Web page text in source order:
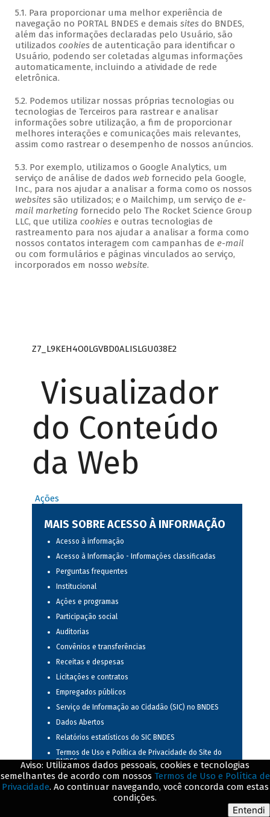
5.1. Para proporcionar uma melhor experiência de
navegação no PORTAL BNDES e demais sitesdo BNDES,
além das informações declaradas pelo Usuário, são
utilizados cookies de autenticação para identificar o
Usuário, podendo ser coletadas algumas informações
automaticamente, incluindo a atividade de rede
eletrônica.
5.2. Podemos utilizar nossas próprias tecnologias ou
tecnologias de Terceiros para rastrear e analisar
informações sobre utilização, a fim de proporcionar
melhores interações e comunicações mais relevantes,
assim como rastrear o desempenho de nossos anúncios.
5.3. Por exemplo, utilizamos o Google Analytics, um
serviço de análise de dados web fornecido pela Google,
Inc., para nos ajudar a analisar a forma como os nossos
websites são utilizados; e o Mailchimp, um serviço de e-
mail marketing fornecido pelo The Rocket Science Group
LLC, que utiliza cookiese outras tecnologias de
rastreamento para nos ajudar a analisar a forma como
nossos contatos interagem com campanhas de e-mail
ou com formulários e páginas vinculados ao serviço,
incorporados em nosso website.
Z7_L9KEH4O0LGVBD0ALISLGU038E2
Visualizador
do Conteúdo
da Web
Ações
MAIS SOBRE ACESSO À INFORMAÇÃO
Acesso à informação
Acesso à Informação - Informações classificadas
Perguntas frequentes
Institucional
Ações e programas
Participação social
Auditorias
Convênios e transferências
Receitas e despesas
Licitações e contratos
Empregados públicos
Serviço de Informação ao Cidadão (SIC) no BNDES
Dados Abertos
Relatórios estatísticos do SIC BNDES
Termos de Uso e Política de Privacidade do Site do
BNDES
Sanções administrativas
Transparência e prestação de contas
Aviso: Utilizamos dados pessoais, cookies e tecnologias
semelhantes de acordo com nossos Termos de Uso e Política de
Privacidade. Ao continuar navegando, você concorda com estas
condições.
Entendi